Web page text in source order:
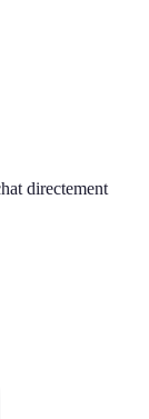
directement